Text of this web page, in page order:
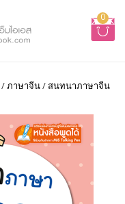
0
/ภาษาจีน/สนทนาภาษาจีน